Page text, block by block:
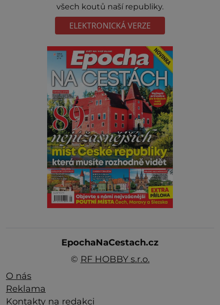
všech koutů naší republiky.
ELEKTRONICKÁ VERZE
EpochaNaCestach.cz
© RF HOBBY s.r.o.
O nás
Reklama
Kontakty na redakci